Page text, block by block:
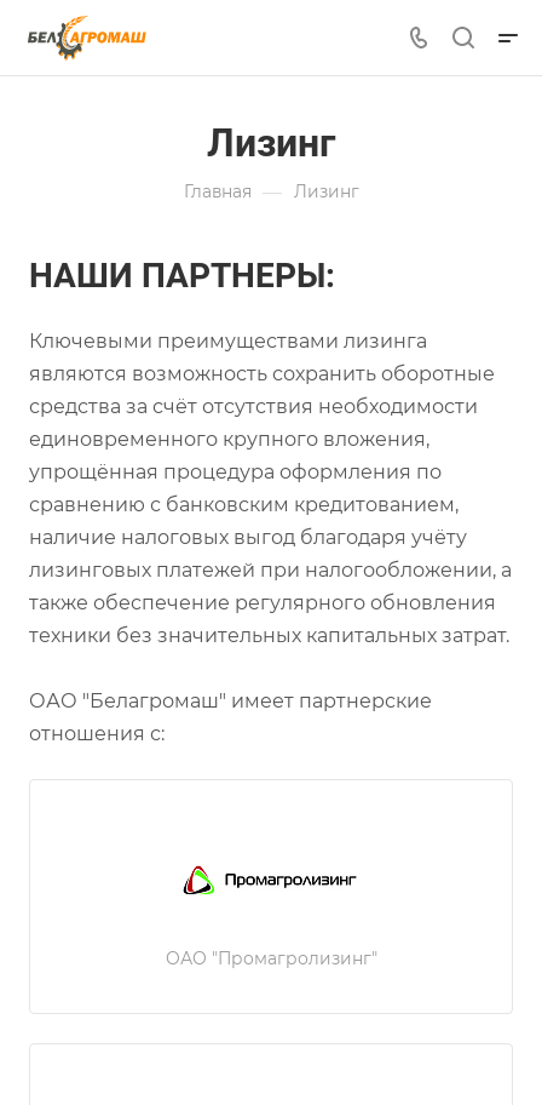
Лизинг
Главная — Лизинг
НАШИ ПАРТНЕРЫ:
Ключевыми преимуществами лизинга
являются возможность сохранить оборотные
средства за счёт отсутствия необходимости
единовременного крупного вложения,
упрощённая процедура оформления по
сравнению с банковским кредитованием,
наличие налоговых выгод благодаря учёту
лизинговых платежей при налогообложении, а
также обеспечение регулярного обновления
техники без значительных капитальных затрат.
ОАО "Белагромаш" имеет партнерские
отношения с:
ОАО "Промагролизинг"